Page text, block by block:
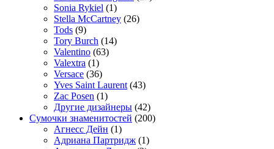
Sonia Rykiel (1)
Stella McCartney (26)
Tods (9)
Tory Burch (14)
Valentino (63)
Valextra (1)
Versace (36)
Yves Saint Laurent (43)
Zac Posen (1)
Другие дизайнеры (42)
Сумочки знаменитостей (200)
Агнесс Дейн (1)
Адриана Партридж (1)